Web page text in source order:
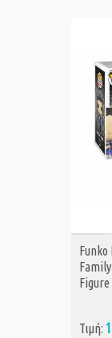
Figure
Τιμή: